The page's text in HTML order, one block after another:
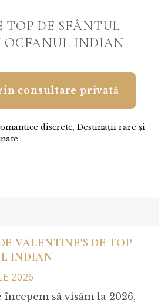
TOP DE SFÂNTUL
INDIAN
consultare privată
discrete, Destinații rare și
VALENTINE'S DE TOP
INDIAN
2026
începem să visăm la 2026,